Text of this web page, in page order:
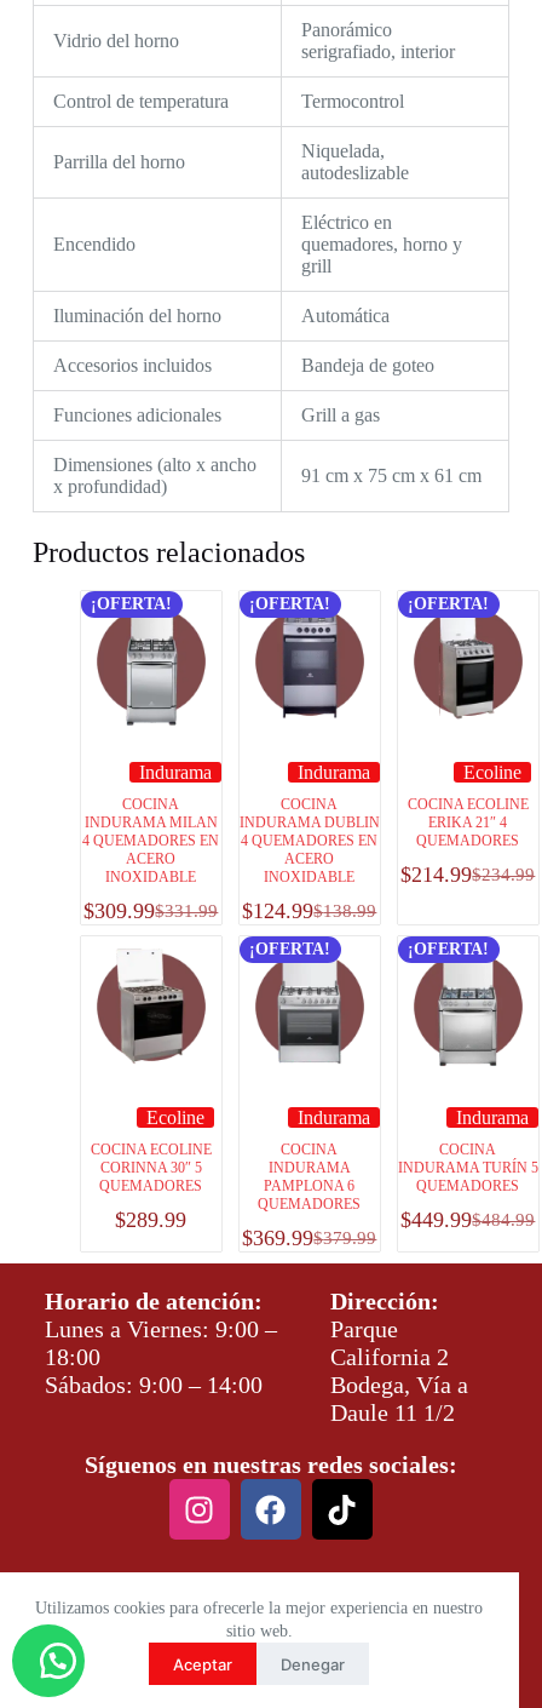
Utilizamos cookies para ofrecerle la mejor experiencia en nuestro
sitio web.
Aceptar Denegar
Vidrio del horno
Panorámico
serigrafiado, interior
Control de temperatura Termocontrol
Parrilla del horno
Niquelada,
autodeslizable
Encendido
Eléctrico en
quemadores, horno y
grill
Iluminación del horno Automática
Accesorios incluidos Bandeja de goteo
Funciones adicionales Grill a gas
Dimensiones (alto x ancho
x profundidad)
91 cm x 75 cm x 61 cm
Productos relacionados
¡OFERTA!
Indurama
COCINA
INDURAMA MILAN
4 QUEMADORES EN
ACERO
INOXIDABLE
$331.99
$309.99
¡OFERTA!
Indurama
COCINA
INDURAMA DUBLIN
4 QUEMADORES EN
ACERO
INOXIDABLE
$138.99
$124.99
¡OFERTA!
Ecoline
COCINA ECOLINE
ERIKA 21″ 4
QUEMADORES
$234.99
$214.99
Ecoline
COCINA ECOLINE
CORINNA 30″ 5
QUEMADORES
$289.99
¡OFERTA!
Indurama
COCINA
INDURAMA
PAMPLONA 6
QUEMADORES
$379.99
$369.99
¡OFERTA!
Indurama
COCINA
INDURAMA TURÍN 5
QUEMADORES
$484.99
$449.99
Horario de atención:
Lunes a Viernes: 9:00 –
18:00
Sábados: 9:00 – 14:00
Dirección:
Parque
California 2
Bodega, Vía a
Daule 11 1/2
Síguenos en nuestras redes sociales: